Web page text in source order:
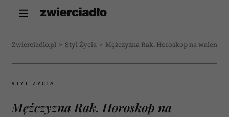
Zwierciadlo.pl > Styl Życia > Mężczyzna Rak. Horoskop na
STYL ŻYCIA
Mężczyzna Rak. Horoskop na